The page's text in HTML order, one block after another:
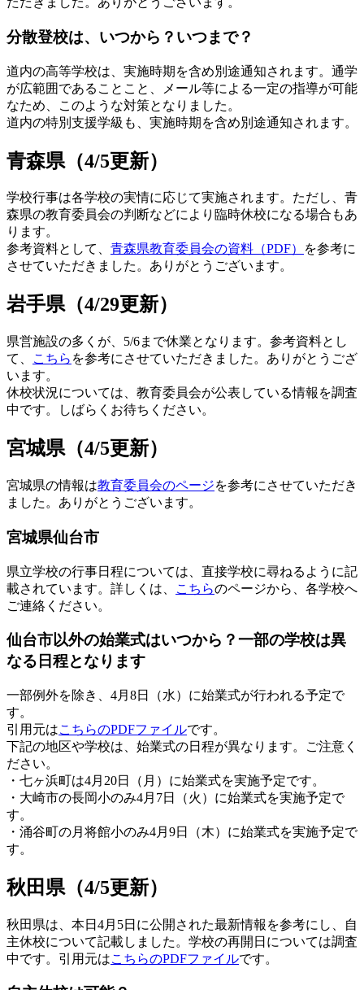
分散登校は、いつから？いつまで？
道内の高等学校は、実施時期を含め別途通知されます。通学
が広範囲であることこと、メール等による一定の指導が可能
なため、このような対策となりました。
道内の特別支援学級も、実施時期を含め別途通知されます。
青森県（4/5更新）
学校行事は各学校の実情に応じて実施されます。ただし、青
森県の教育委員会の判断などにより臨時休校になる場合もあ
ります。
参考資料として、 青森県教育委員会の資料（PDF）
を参考に
させていただきました。ありがとうございます。
岩手県（4/29更新）
県営施設の多くが、5/6まで休業となります。参考資料とし
て、
こちら を参考にさせていただきました。ありがとうござ
います。
休校状況については、教育委員会が公表している情報を調査
中です。しばらくお待ちください。
宮城県（4/5更新）
宮城県の情報は教育委員会のページを参考にさせていただき
ました。ありがとうございます。
宮城県仙台市
県立学校の行事日程については、直接学校に尋ねるように記
載されています。詳しくは、
こちらのページから、各学校へ
ご連絡ください。
仙台市以外の始業式はいつから？一部の学校は異
なる日程となります
一部例外を除き、4月8日（水）に始業式が行われる予定で
す。
引用元はこちらのPDFファイルです。
下記の地区や学校は、始業式の日程が異なります。ご注意く
ださい。
・七ヶ浜町は4月20日（月）に始業式を実施予定です。
・大崎市の長岡小のみ4月7日（火）に始業式を実施予定で
す。
・涌谷町の月将館小のみ4月9日（木）に始業式を実施予定で
す。
秋田県（4/5更新）
秋田県は、本日4月5日に公開された最新情報を参考にし、自
主休校について記載しました。学校の再開日については調査
中です。引用元はこちらのPDFファイルです。